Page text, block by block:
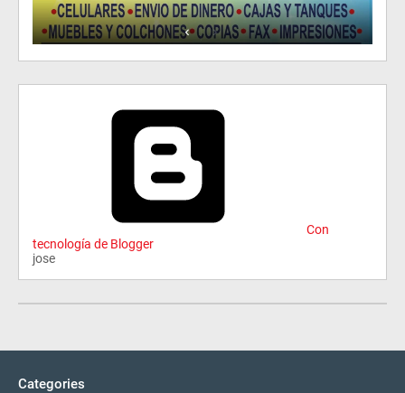
Con
tecnología de Blogger
jose
Categories